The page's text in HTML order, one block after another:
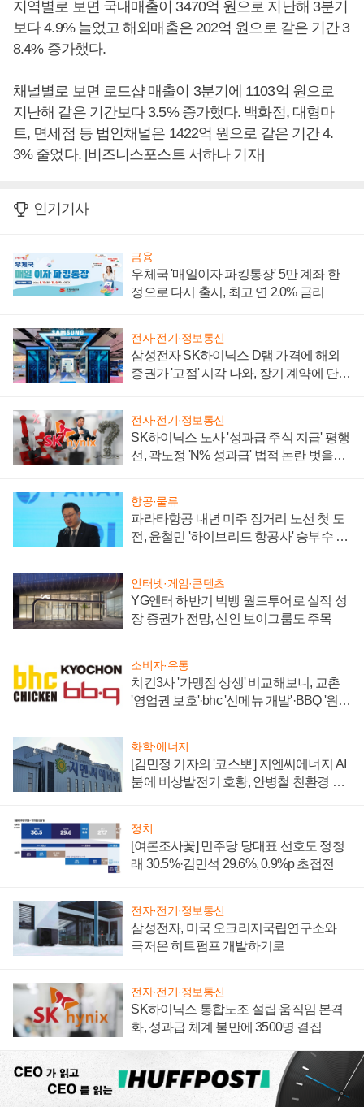
지역별로 보면 국내매출이 3470억 원으로 지난해 3분기
보다 4.9% 늘었고 해외매출은 202억 원으로 같은 기간 3
8.4% 증가했다.
채널별로 보면 로드샵 매출이 3분기에 1103억 원으로
지난해 같은 기간보다 3.5% 증가했다. 백화점, 대형마
트, 면세점 등 법인채널은 1422억 원으로 같은 기간 4.
3% 줄었다. [비즈니스포스트 서하나 기자]
인기기사
금융
우체국 '매일이자 파킹통장' 5만 계좌 한
정으로 다시 출시, 최고 연 2.0% 금리
전자·전기·정보통신
삼성전자 SK하이닉스 D램 가격에 해외
증권가 '고점' 시각 나와, 장기 계약에 단점
전자·전기·정보통신
SK하이닉스 노사 '성과급 주식 지급' 평행
선, 곽노정 'N% 성과급' 법적 논란 벗을지
항공·물류
파라타항공 내년 미주 장거리 노선 첫 도
전, 윤철민 '하이브리드 항공사' 승부수 통
인터넷·게임·콘텐츠
YG엔터 하반기 빅뱅 월드투어로 실적 성
장 증권가 전망, 신인 보이그룹도 주목
소비자·유통
치킨3사 '가맹점 상생' 비교해보니, 교촌
'영업권 보호'·bhc '신메뉴 개발'·BBQ '원가
화학·에너지
[김민정 기자의 '코스뽀'] 지엔씨에너지 AI
붐에 비상발전기 호황, 안병철 친환경 에
정치
[여론조사꽃] 민주당 당대표 선호도 정청
래 30.5%·김민석 29.6%, 0.9%p 초접전
전자·전기·정보통신
삼성전자, 미국 오크리지국립연구소와
극저온 히트펌프 개발하기로
전자·전기·정보통신
SK하이닉스 통합노조 설립 움직임 본격
화, 성과급 체계 불만에 3500명 결집